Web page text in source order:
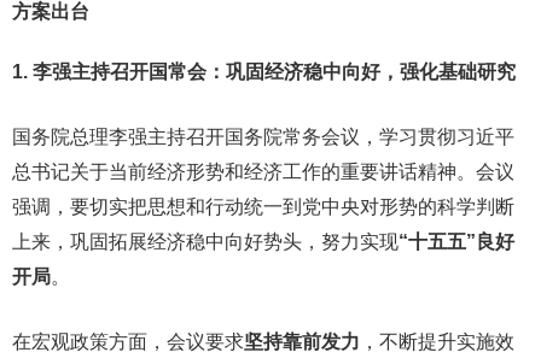
方案出台
1. 李强主持召开国常会：巩固经济稳中向好，强化基础研究
国务院总理李强主持召开国务院常务会议，学习贯彻习近平
总书记关于当前经济形势和经济工作的重要讲话精神。会议
强调，要切实把思想和行动统一到党中央对形势的科学判断
上来，巩固拓展经济稳中向好势头，努力实现“十五五”良好
开局。
在宏观政策方面，会议要求坚持靠前发力 ，不断提升实施效